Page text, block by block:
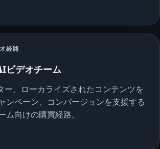
経路
ビデオチーム
ー、ローカライズされたコンテンツを
ンペーン、コンバージョンを支援する
ム向けの購買経路。